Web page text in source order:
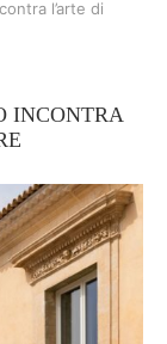
l’arte di
INCONTRA